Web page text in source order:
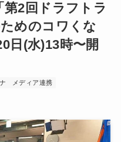
2回ドラフトラ
めのコワくな
日(水)13時〜開
メディア連携